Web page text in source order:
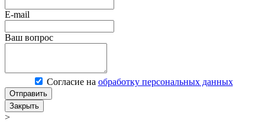
E-mail
Ваш вопрос
Согласие на обработку персональных данных
Отправить
Закрыть
>